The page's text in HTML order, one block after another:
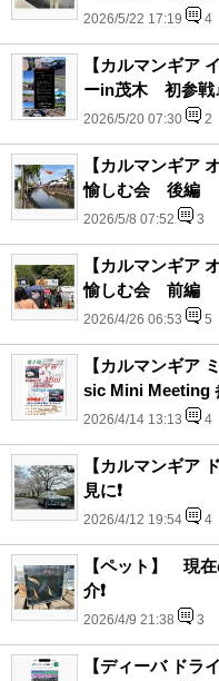
2026/5/22 17:19 4
【カルマンギア
ーin茂木 初参戦
2026/5/20 07:30 2
【カルマンギア
愉しむ会 後編
2026/5/8 07:52 3
【カルマンギア
愉しむ会 前編
2026/4/26 06:53 5
【カルマンギア
sic Mini Meeting
2026/4/14 13:13 4
【カルマンギア
見に❗️
2026/4/12 19:54 4
【ペット】 現
介❗️
2026/4/9 21:38 3
【ディーバ ドラ